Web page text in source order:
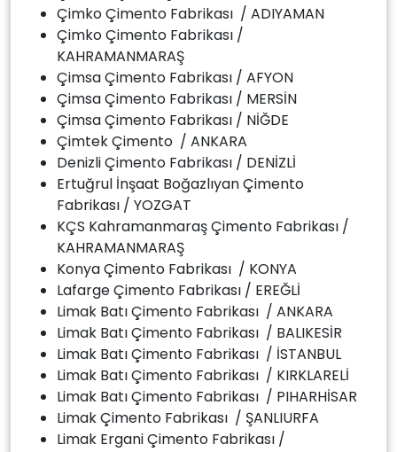
Çimko Çimento Fabrikası / ADIYAMAN
Çimko Çimento Fabrikası /
KAHRAMANMARAŞ
Çimsa Çimento Fabrikası / AFYON
Çimsa Çimento Fabrikası / MERSİN
Çimsa Çimento Fabrikası / NİĞDE
Çimtek Çimento / ANKARA
Denizli Çimento Fabrikası / DENİZLİ
Ertuğrul İnşaat Boğazlıyan Çimento
Fabrikası / YOZGAT
KÇS Kahramanmaraş Çimento Fabrikası /
KAHRAMANMARAŞ
Konya Çimento Fabrikası / KONYA
Lafarge Çimento Fabrikası / EREĞLİ
Limak Batı Çimento Fabrikası / ANKARA
Limak Batı Çimento Fabrikası / BALIKESİR
Limak Batı Çimento Fabrikası / İSTANBUL
Limak Batı Çimento Fabrikası / KIRKLARELİ
Limak Batı Çimento Fabrikası / PIHARHİSAR
Limak Çimento Fabrikası / ŞANLIURFA
Limak Ergani Çimento Fabrikası /